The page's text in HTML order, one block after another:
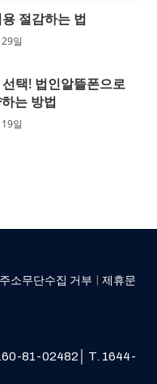
절감하는 법
일
택! 법인알뜰폰으로
는 방법
일
소무단수집 거부 | 제휴문
81-02482│ T. 1644-